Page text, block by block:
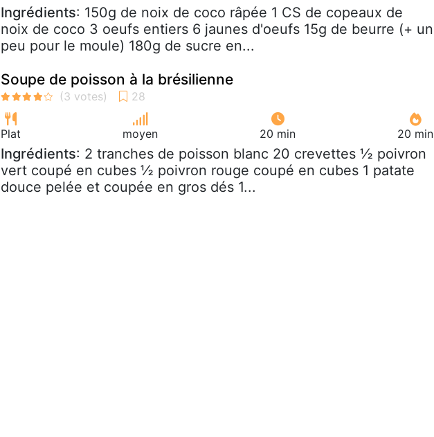
Ingrédients: 150g de noix de coco râpée 1 CS de copeaux de
noix de coco 3 oeufs entiers 6 jaunes d'oeufs 15g de beurre (+ un
peu pour le moule) 180g de sucre en...
Soupe de poisson à la brésilienne
Plat moyen 20 min 20 min
Ingrédients: 2 tranches de poisson blanc 20 crevettes ½ poivron
vert coupé en cubes ½ poivron rouge coupé en cubes 1 patate
douce pelée et coupée en gros dés 1...